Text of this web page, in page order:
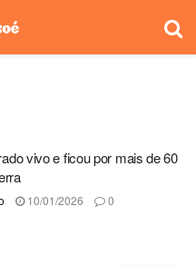
vivo e ficou por mais de 60
10/01/2026 0